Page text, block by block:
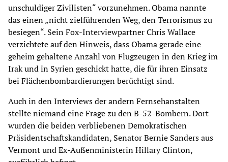
unschuldiger Zivilisten“ vorzunehmen. Obama nannte
das einen „nicht zielführenden Weg, den Terrorismus zu
besiegen“. Sein Fox-Interviewpartner Chris Wallace
verzichtete auf den Hinweis, dass Obama gerade eine
geheim gehaltene Anzahl von Flugzeugen in den Krieg im
Irak und in Syrien geschickt hatte, die für ihren Einsatz
bei Flächenbombardierungen berüchtigt sind.
Auch in den Interviews der andern Fernsehanstalten
stellte niemand eine Frage zu den B-52-Bombern. Dort
wurden die beiden verbliebenen Demokratischen
Präsidentschaftskandidaten, Senator Bernie Sanders aus
Vermont und Ex-Außenministerin Hillary Clinton,